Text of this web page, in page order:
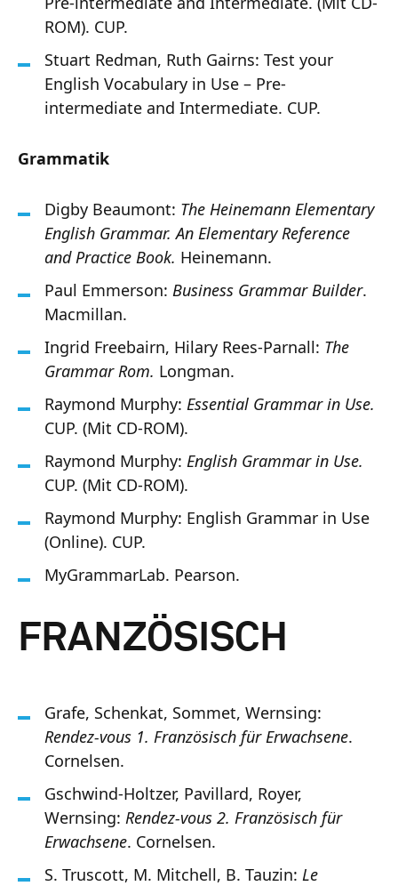
ROM). CUP.
Stuart Redman, Ruth Gairns: Test your
English Vocabulary in Use – Pre-
intermediate and Intermediate. CUP.
Grammatik
Digby Beaumont: The Heinemann Elementary
English Grammar. An Elementary Reference
and Practice Book. Heinemann.
Paul Emmerson: Business Grammar Builder.
Macmillan.
Ingrid Freebairn, Hilary Rees-Parnall: The
Grammar Rom. Longman.
Raymond Murphy: Essential Grammar in Use.
CUP. (Mit CD-ROM).
Raymond Murphy: English Grammar in Use.
CUP. (Mit CD-ROM).
Raymond Murphy: English Grammar in Use
(Online). CUP.
MyGrammarLab. Pearson.
FRANZÖSISCH
Grafe, Schenkat, Sommet, Wernsing:
Rendez-vous 1. Französisch für Erwachsene.
Cornelsen.
Gschwind-Holtzer, Pavillard, Royer,
Wernsing: Rendez-vous 2. Französisch für
Erwachsene. Cornelsen.
S. Truscott, M. Mitchell, B. Tauzin: Le